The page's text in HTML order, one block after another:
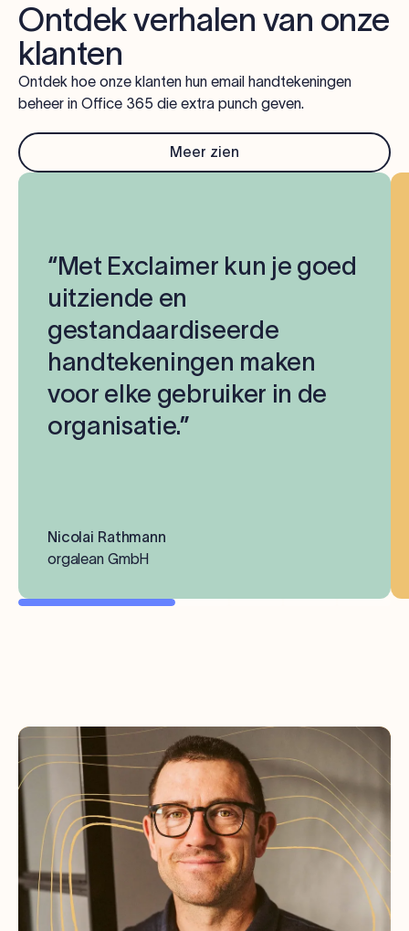
Ontdek verhalen van onze
klanten
Ontdek hoe onze klanten hun email handtekeningen
beheer in Office 365 die extra punch geven.
Meer zien
“Met Exclaimer kun je goed
uitziende en
gestandaardiseerde
handtekeningen maken
voor elke gebruiker in de
organisatie.”
Nicolai Rathmann
orgalean GmbH